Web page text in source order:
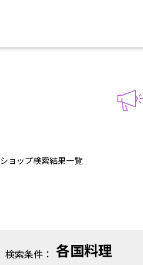
ショップ検索結果一覧
検索条件： 各国料理